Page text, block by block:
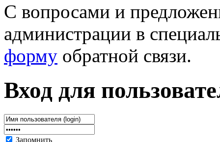
С вопросами и
администрации в
форму обратной связи.
Вход для
Запомнить